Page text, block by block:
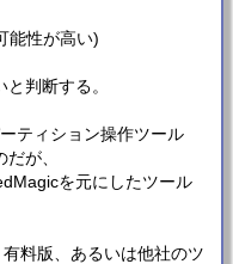
能性が高い)
判断する。
ティション操作ツール
が、
を元にしたツール
料版、あるいは他社のツ